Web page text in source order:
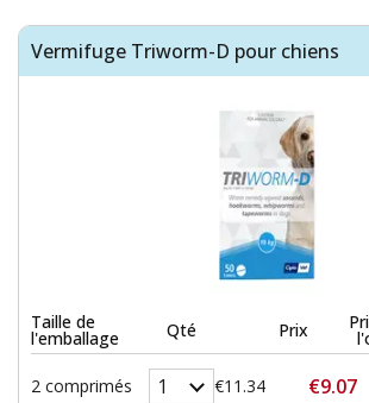
Vermifuge Triworm-D pour chiens
Taille de
l'emballage Qté Prix
2 comprimés €11.34 €9.07